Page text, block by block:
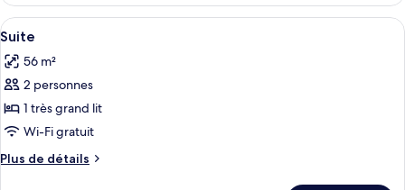
bord
de
l’océan
(Serenity
Club
Romance)
Junior,
au
de
l’océan
Club
Romance)
Afficher
toutes
les
photos
pour
ce
type
de
Une chambre d’hôtel moderne dotée
5
Suite
56 m²
2 personnes
1 très grand lit
Wi-Fi gratuit
Plus de détails
Plus